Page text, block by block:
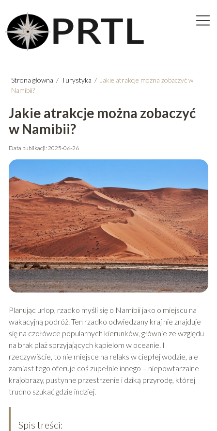
Strona główna / Turystyka / Jakie atrakcje można zobaczyć w
Namibii?
Jakie atrakcje można zobaczyć
w Namibii?
Data publikacji: 2025-06-26
Planując urlop, rzadko myśli się o Namibii jako o miejscu na
wakacyjną podróż. Ten rzadko odwiedzany kraj nie znajduje
się na czołówce popularnych kierunków, głównie ze względu
na brak plaż sprzyjających kąpielom w oceanie. I
rzeczywiście, to nie miejsce na relaks w ciepłej wodzie, ale
zamiast tego oferuje coś zupełnie innego – niepowtarzalne
krajobrazy, pustynne przestrzenie i dziką przyrodę, której
trudno szukać gdzie indziej.
Spis treści: